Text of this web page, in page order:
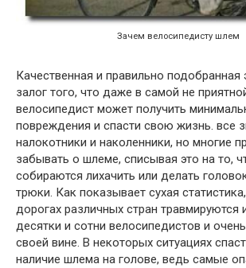
Зачем велосипедисту шлем
Качественная и правильно подобранная
залог того, что даже в самой не
велосипедист может получить
повреждения и спасти свою жизнь. все
налокотники и наколенники, но многие
забывать о шлеме, списывая это на то,
собираются лихачить или делать
трюки. Как показывает сухая
дорогах различных стран травмируются
десятки и сотни велосипедистов и
своей вине. В некоторых ситуациях
наличие шлема на голове, ведь самые